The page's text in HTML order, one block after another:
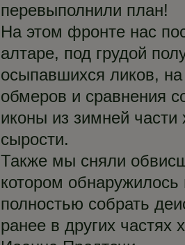
перевыполнили план!
На этом фронте нас
алтаре, под грудой
осыпавшихся ликов,
обмеров и сравнения
иконы из зимней части
сырости.
Также мы сняли
котором
полностью собрать
ранее в других